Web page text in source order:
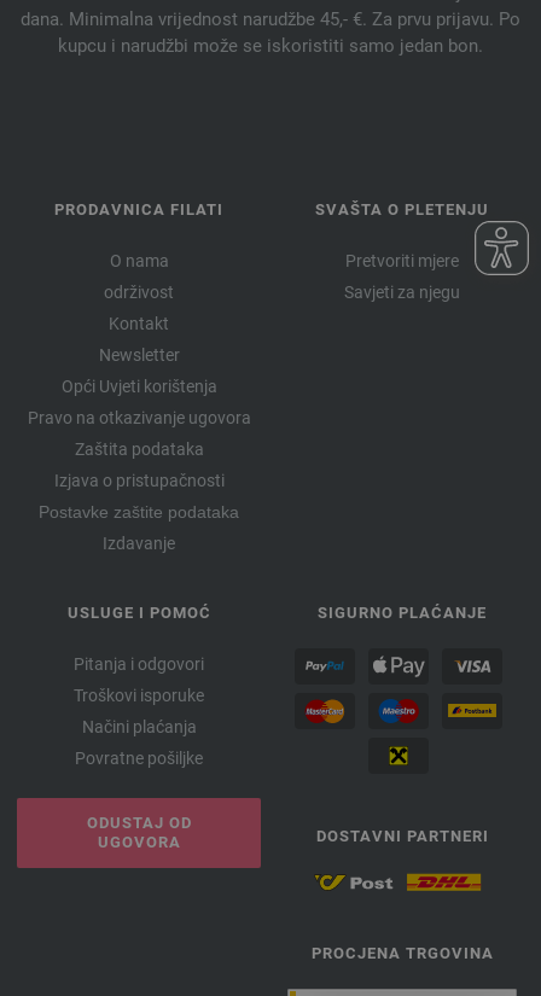
dana. Minimalna vrijednost narudžbe 45,- €. Za prvu prijavu. Po
kupcu i narudžbi može se iskoristiti samo jedan bon.
PRODAVNICA FILATI
O nama
održivost
Kontakt
Newsletter
Opći Uvjeti korištenja
Pravo na otkazivanje ugovora
Zaštita podataka
Izjava o pristupačnosti
Postavke zaštite podataka
Izdavanje
SVAŠTA O PLETENJU
Pretvoriti mjere
Savjeti za njegu
USLUGE I POMOĆ
Pitanja i odgovori
Troškovi isporuke
Načini plaćanja
Povratne pošiljke
ODUSTAJ OD
UGOVORA
SIGURNO PLAĆANJE
DOSTAVNI PARTNERI
PROCJENA TRGOVINA